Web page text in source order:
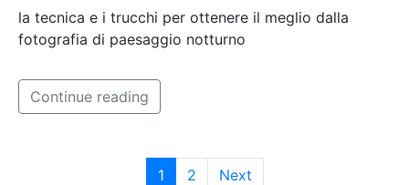
la tecnica e i trucchi per ottenere il meglio dalla
fotografia di paesaggio notturno
Continue reading
1 2 Next